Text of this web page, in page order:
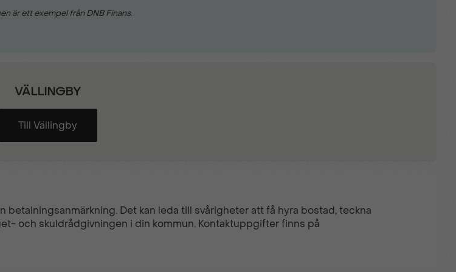
är ett exempel från DNB Finans.
VÄLLINGBY
Till Vällingby
betalningsanmärkning. Det kan leda till svårigheter att få hyra bostad, teckna
och skuldrådgivningen i din kommun. Kontaktuppgifter finns på